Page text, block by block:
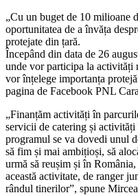
„Cu un buget de 10 milioane
oportunitatea de a învăța
protejate din țară.
Începând din data de 26
unde vor participa la activități
vor înțelege importanța
pagina de Facebook PNL
„Finanțăm activități în
servicii de catering și
programul se va dovedi unul
să fim și mai ambițioși, să
urmă să reușim și în
această activitate, de ranger
rândul tinerilor”, spune